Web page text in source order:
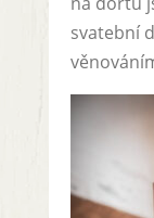
svatební